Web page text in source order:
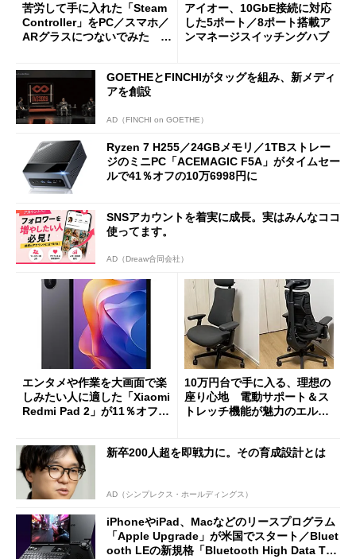
苦労して手に入れた「Steam
Controller」をPC／スマホ／
ARグラスにつないでみた ゲ
アイオー、10GbE接続に対応
した5ポート／8ポート搭載ア
ンマネージスイッチングハブ
GOETHEとFINCHIがタッグを組み、新メディ
アを創設
AD（FINCHI on GOETHE）
Ryzen 7 H255／24GBメモリ／1TBストレー
ジのミニPC「ACEMAGIC F5A」がタイムセー
ルで41％オフの10万6998円に
SNSアカウントを着実に成長。実はみんなココ
使ってます。
AD（Dreaw合同会社）
エンタメや作業を大画面で楽
しみたい人に適した「Xiaomi
Redmi Pad 2」が11％オフの
10万円台で手に入る、理想の
座り心地 電動サポート＆ス
トレッチ機能が魅力のエルゴ
新卒200人超を即戦力に。その育成設計とは
AD（シンプレクス・ホールディングス）
iPhoneやiPad、Macなどのリースプログラム
「Apple Upgrade」が米国でスタート／Bluet
ooth LEの新規格「Bluetooth High Data Thr